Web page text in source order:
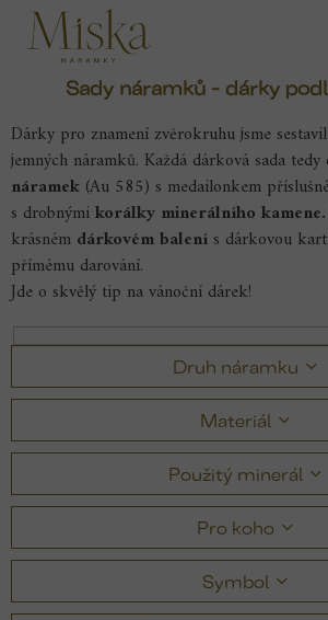
Přejít
obsah
Domů Náramky
zvěrokruhu
Sady náramků - dárky
Sady náramků - dárky
Dárky pro znamení zvěrokruhu jsme
jemných náramků. Každá dárková sada tedy
náramek (Au 585) s medailonkem
s drobnýmikorálky minerálního kamene.
krásném dárkovém balenís dárkovou
přímému darování.
Jde o skvělý tip na vánoční dárek!
Druh náramku
Materiál
Použitý minerál
Pro koho
Symbol